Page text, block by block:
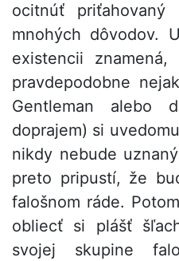
ocitnúť
mnohých dôvodov.
existencii
pravdepodobne
Gentleman alebo
doprajem) si
nikdy nebude
preto pripustí, že
falošnom ráde.
obliecť si plášť
svojej skupine